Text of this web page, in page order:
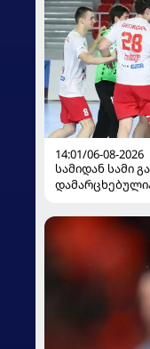
14:01/06-08-2026
სამიდან სამი